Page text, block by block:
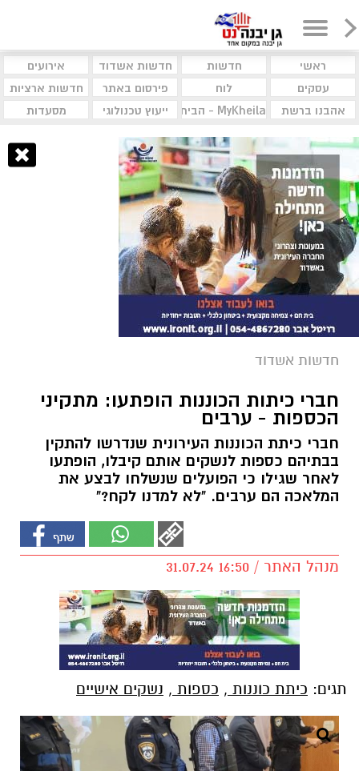
ראשי חדשות חדשות אשדוד
אירועים
עסקים
לוח פירסום באתר
חדשות ארציות
אהבנו ברשת
MyKheila - הבית לעסקים וקהילות ייעוץ טכנולוגי מסעדות
חדשות אשדוד
חברי כיתות הכוננות הופתעו: מתקיני
הכספות - ערבים
חברי כיתת הכוננות העירונית שנדרשו להתקין
בבתיהם כספות לנשקים אותם קיבלו, הופתעו
לאחר שגילו כי הפועלים שנשלחו לבצע את
המלאכה הם ערבים. "לא למדנו לקח?"
מנהל האתר / 16:50 31.07.24
תגים: כיתת כוננות , כספות , נשקים אישיים